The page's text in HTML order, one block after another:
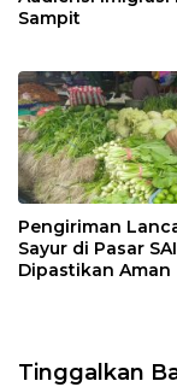
Sampit
Pengiriman
Sayur di Pasar
Dipastikan Aman
Tinggalkan